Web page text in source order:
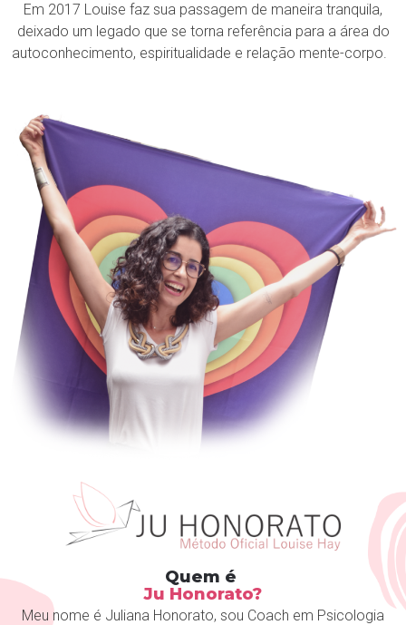
Em 2017 Louise faz sua passagem de maneira tranquila,
deixado um legado que se torna referência para a área do
autoconhecimento, espiritualidade e relação mente-corpo.
Quem é
Ju Honorato?
Meu nome é Juliana Honorato, sou Coach em Psicologia